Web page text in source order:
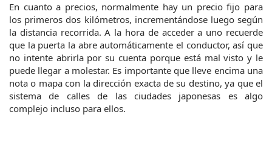
En cuanto a precios, normalmente hay un precio fijo para
los primeros dos kilómetros, incrementándose luego según
la distancia recorrida. A la hora de acceder a uno recuerde
que la puerta la abre automáticamente el conductor, así que
no intente abrirla por su cuenta porque está mal visto y le
puede llegar a molestar. Es importante que lleve encima una
nota o mapa con la dirección exacta de su destino, ya que el
sistema de calles de las ciudades japonesas es algo
complejo incluso para ellos.